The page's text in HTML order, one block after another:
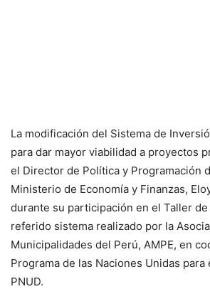
La modificación del Sistema de
para dar mayor viabilidad a proyectos
el Director de Política y Programación
Ministerio de Economía y Finanzas,
durante su participación en el Taller
referido sistema realizado por la
Municipalidades del Perú, AMPE, en
Programa de las Naciones Unidas para
PNUD.